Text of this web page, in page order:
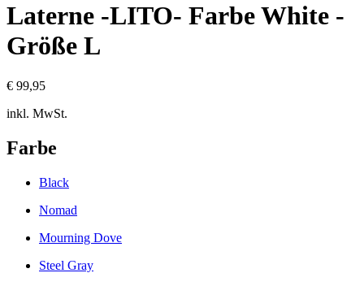
Laterne -LITO- Farbe White -
Größe L
€ 99,95
inkl. MwSt.
Farbe
Black
Nomad
Mourning Dove
Steel Gray